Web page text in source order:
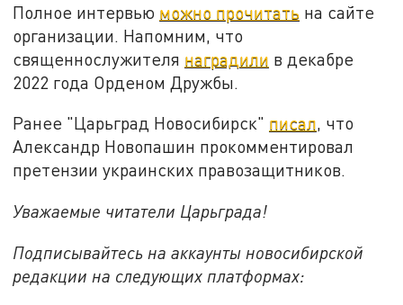
Полное интервью можно прочитать на сайте
организации. Напомним, что
священнослужителя наградили в декабре
2022 года Орденом Дружбы.
Ранее "Царьград Новосибирск" писал, что
Александр Новопашин прокомментировал
претензии украинских правозащитников.
Уважаемые читатели Царьграда!
Подписывайтесь на аккаунты новосибирской
редакции на следующих платформах: